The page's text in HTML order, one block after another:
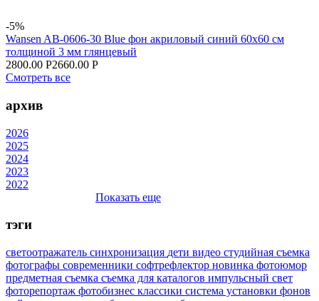
-5%
Wansen AB-0606-30 Blue фон акриловый синий 60х60 см
толщиной 3 мм глянцевый
2800.00 Р2660.00 Р
Смотреть все
архив
2026
2025
2024
2023
2022
Показать еще
тэги
светоотражатель синхронизация дети видео студийная съемка
фотографы современники софтрефлектор новинка фотоюмор
предметная съемка съемка для каталогов импульсный свет
фоторепортаж фотобизнес классики система установки фонов